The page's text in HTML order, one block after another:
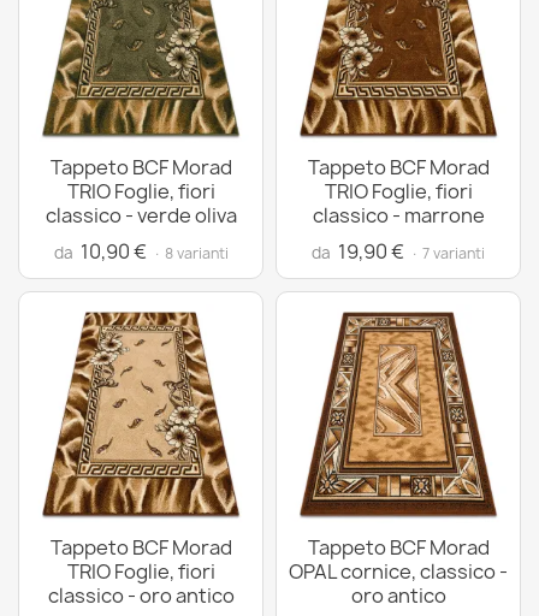
Tappeto BCF Morad
TRIO Foglie, fiori
classico - verde oliva
da 10,90 € · 8 varianti
Tappeto BCF Morad
TRIO Foglie, fiori
classico - marrone
da 19,90 € · 7 varianti
Tappeto BCF Morad
TRIO Foglie, fiori
classico - oro antico
Tappeto BCF Morad
OPAL cornice, classico -
oro antico